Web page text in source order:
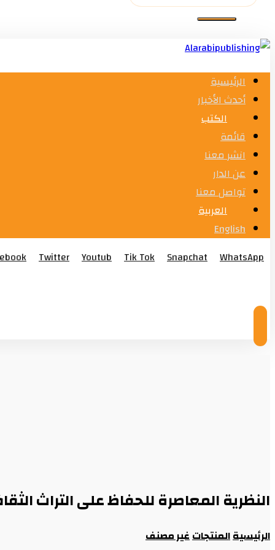
الرئيسية
أحدث الأخبار
الكتب
قائمة
انشر معنا
عن الدار
تواصل معنا
العربية
English
Twitter Youtub Tik Tok Snapchat
WhatsApp
النظرية المعاصرة للحفاظ على التراث
الرئيسيةالمنتجاتغير مصنف